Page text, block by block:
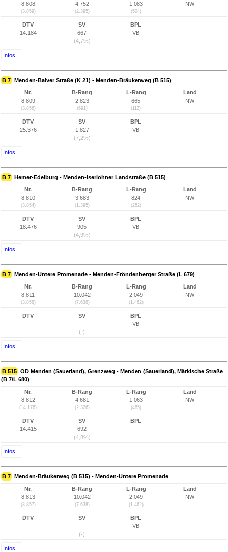
8.808
(3.859)
4.752
(2.395)
1.083
(504)
NW
DTV
14.184
SV
667
(4,7%)
BPL
VB
Infos...
B 7 Menden-Balver Straße (K 21) - Menden-Bräukerweg (B 515)
Nr.
8.809
(3.856)
B-Rang
2.823
(691)
L-Rang
665
(112)
Land
NW
DTV
25.376
SV
1.827
(7,2%)
BPL
VB
Infos...
B 7 Hemer-Edelburg - Menden-Iserlohner Landstraße (B 515)
Nr.
8.810
(3.854)
B-Rang
3.683
(1.395)
L-Rang
824
(252)
Land
NW
DTV
18.476
SV
905
(4,9%)
BPL
VB
Infos...
B 7 Menden-Untere Promenade - Menden-Fröndenberger Straße (L 679)
Nr.
8.811
(3.858)
B-Rang
10.042
(7.638)
L-Rang
2.049
(1.462)
Land
NW
DTV
-
SV
-
(-)
BPL
VB
Infos...
B 515 OD Menden (Sauerland), Grenzweg - Menden (Sauerland), Märkische Straße
(B 7/L 680)
Nr.
8.812
(14.176)
B-Rang
4.681
(2.326)
L-Rang
1.063
(485)
Land
NW
DTV
14.415
SV
692
(4,8%)
BPL
Infos...
B 7 Menden-Bräukerweg (B 515) - Menden-Untere Promenade
Nr.
8.813
(3.857)
B-Rang
10.042
(7.638)
L-Rang
2.049
(1.462)
Land
NW
DTV
-
SV
-
(-)
BPL
VB
Infos...